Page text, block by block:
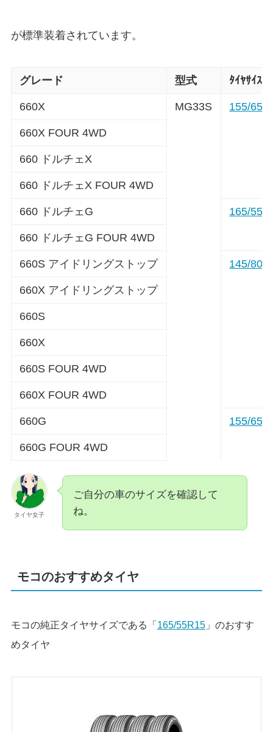
が標準装着されています。
グレード 型式 ﾀｲﾔｻｲｽﾞ
660X MG33S 155/
660X FOUR 4WD
660 ドルチェX
660 ドルチェX FOUR 4WD
660 ドルチェG 165/
660 ドルチェG FOUR 4WD
660S アイドリングストップ 145/
660X アイドリングストップ
660S
660X
660S FOUR 4WD
660X FOUR 4WD
660G 155/
660G FOUR 4WD
タイヤ女子
ご自分の車のサイズを確認して
ね。
モコのおすすめタイヤ
モコの純正タイヤサイズである「 165/55R15」のおすす
めタイヤ